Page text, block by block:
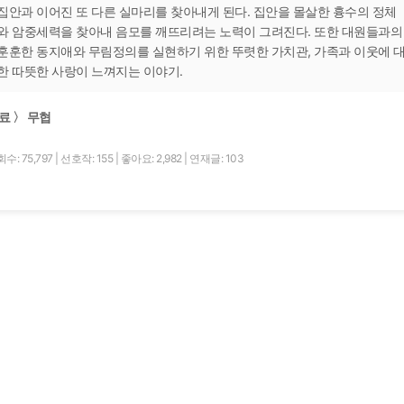
안과 이어진 또 다른 실마리를 찾아내게 된다. 집안을 몰살한 흉수의 정체
암중세력을 찾아내 음모를 깨뜨리려는 노력이 그려진다. 또한 대원들과의
훈한 동지애와 무림정의를 실현하기 위한 뚜렷한 가치관, 가족과 이웃에
따뜻한 사랑이 느껴지는 이야기.
〉 무협
수: 75,797 선호작: 155 좋아요: 2,982 연재글: 103